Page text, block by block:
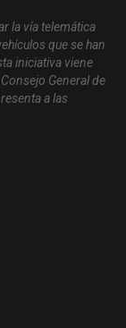
la vía telemática
que se han
iniciativa viene
General de
a las